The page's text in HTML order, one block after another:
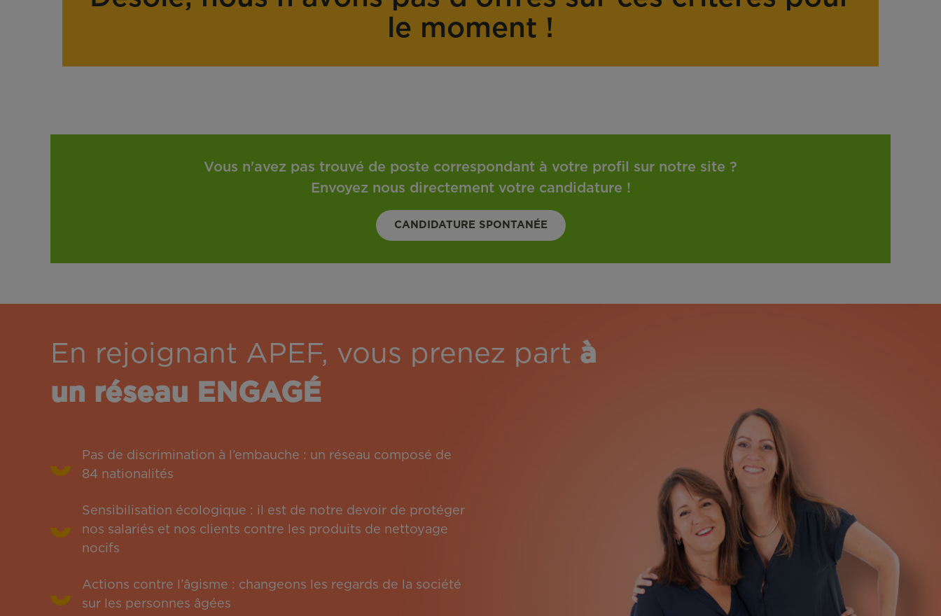
r
le moment !
Vous n'avez pas trouvé de poste correspondant à votre profil sur notre site ?
Envoyez nous directement votre candidature !
CANDIDATURE SPONTANÉE
En rejoignant APEF, vous prenez part à
un réseau ENGAGÉ
Pas de discrimination à l’embauche : un réseau composé de
84 nationalités
Sensibilisation écologique : il est de notre devoir de protéger
nos salariés et nos clients contre les produits de nettoyage
nocifs
Actions contre l’âgisme : changeons les regards de la société
sur les personnes âgées